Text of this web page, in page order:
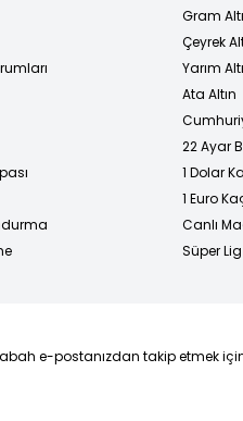
Gram
Çeyrek
Yarım
Ata Altın
22 Ayar
1 Dolar
1 Euro
Canlı
Süper
e-postanızdan takip etmek